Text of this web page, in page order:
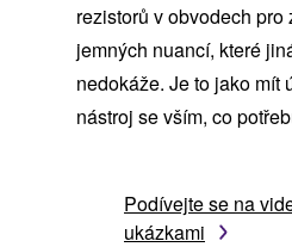
rezistorů v obvodech
jemných nuancí, které
nedokáže. Je to jako mít
nástroj se vším, co
Podívejte se na
ukázkami